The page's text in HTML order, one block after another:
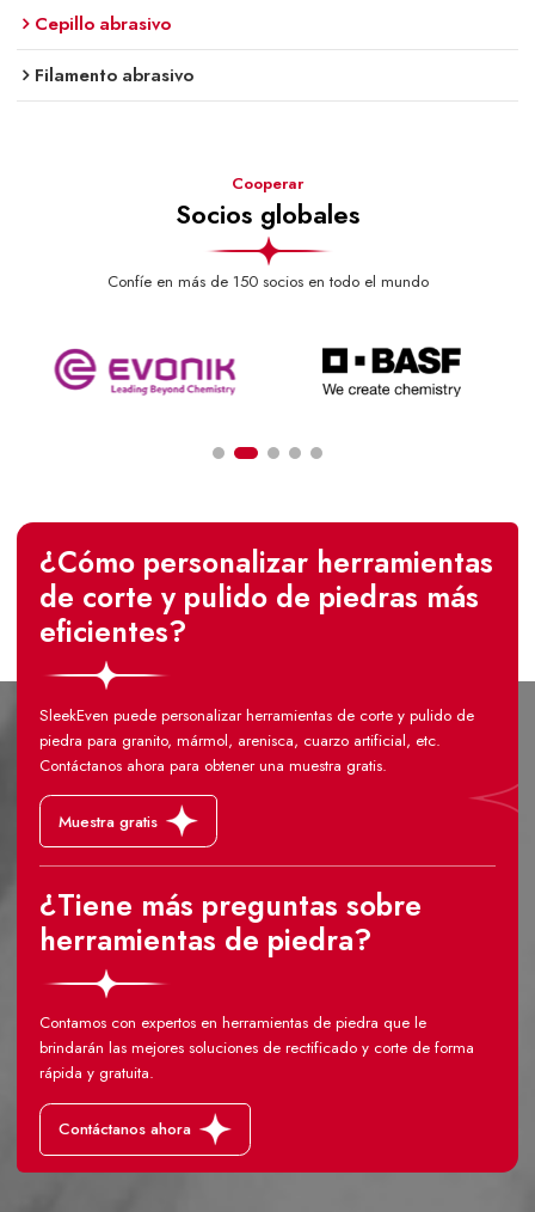
Cepillo abrasivo
Filamento abrasivo
Cooperar
Socios globales
Confíe en más de 150 socios en todo el mundo
¿Cómo personalizar herramientas
de corte y pulido de piedras más
eficientes?
SleekEven puede personalizar herramientas de corte y pulido de
piedra para granito, mármol, arenisca, cuarzo artificial, etc.
Contáctanos ahora para obtener una muestra gratis.
Muestra gratis
¿Tiene más preguntas sobre
herramientas de piedra?
Contamos con expertos en herramientas de piedra que le
brindarán las mejores soluciones de rectificado y corte de forma
rápida y gratuita.
Contáctanos ahora